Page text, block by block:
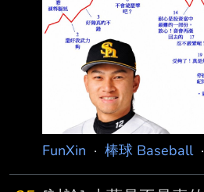
FunXin · 棒球 Baseball·